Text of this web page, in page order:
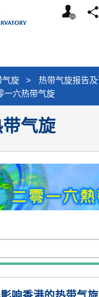
个
分
气旋 > 热带气旋报告
一六热带气旋
气旋